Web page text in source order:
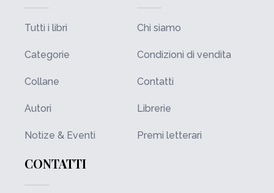
Tutti i libri
Categorie
Collane
Autori
Notize & Eventi
Chi siamo
Condizioni di vendita
Contatti
Librerie
Premi letterari
CONTATTI